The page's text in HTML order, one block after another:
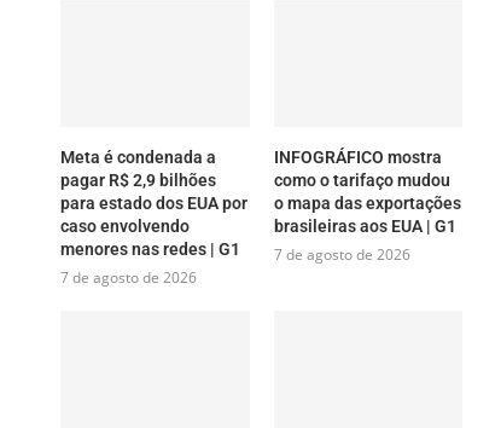
Meta é condenada a
pagar R$ 2,9 bilhões
para estado dos EUA por
caso envolvendo
menores nas redes | G1
7 de agosto de 2026
INFOGRÁFICO mostra
como o tarifaço mudou
o mapa das exportações
brasileiras aos EUA | G1
7 de agosto de 2026